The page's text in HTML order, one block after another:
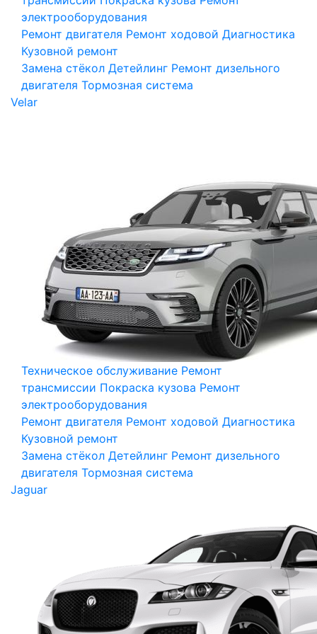
электрооборудования
Ремонт двигателя Ремонт ходовой Диагностика
Кузовной ремонт
Замена стёкол Детейлинг Ремонт дизельного
двигателя Тормозная система
Velar
Техническое обслуживание Ремонт
трансмиссии Покраска кузова Ремонт
электрооборудования
Ремонт двигателя Ремонт ходовой Диагностика
Кузовной ремонт
Замена стёкол Детейлинг Ремонт дизельного
двигателя Тормозная система
Jaguar